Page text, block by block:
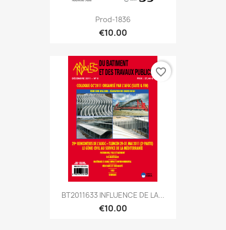
Prod-1836
€10.00
BT2011633 INFLUENCE DE LA...
€10.00
favorite_border